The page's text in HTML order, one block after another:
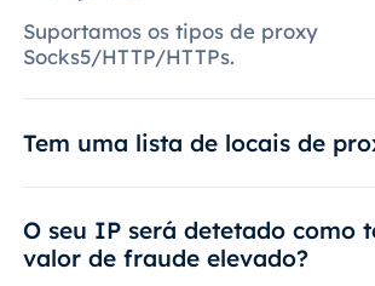
Suportamos os tipos de proxy
Socks5/HTTP/HTTPs.
Tem uma lista de locais de
O seu IP será detetado como
valor de fraude elevado?